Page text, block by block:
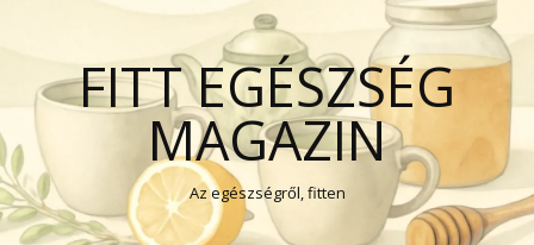
FITT EGÉSZSÉG
MAGAZIN
Az egészségről, fitten